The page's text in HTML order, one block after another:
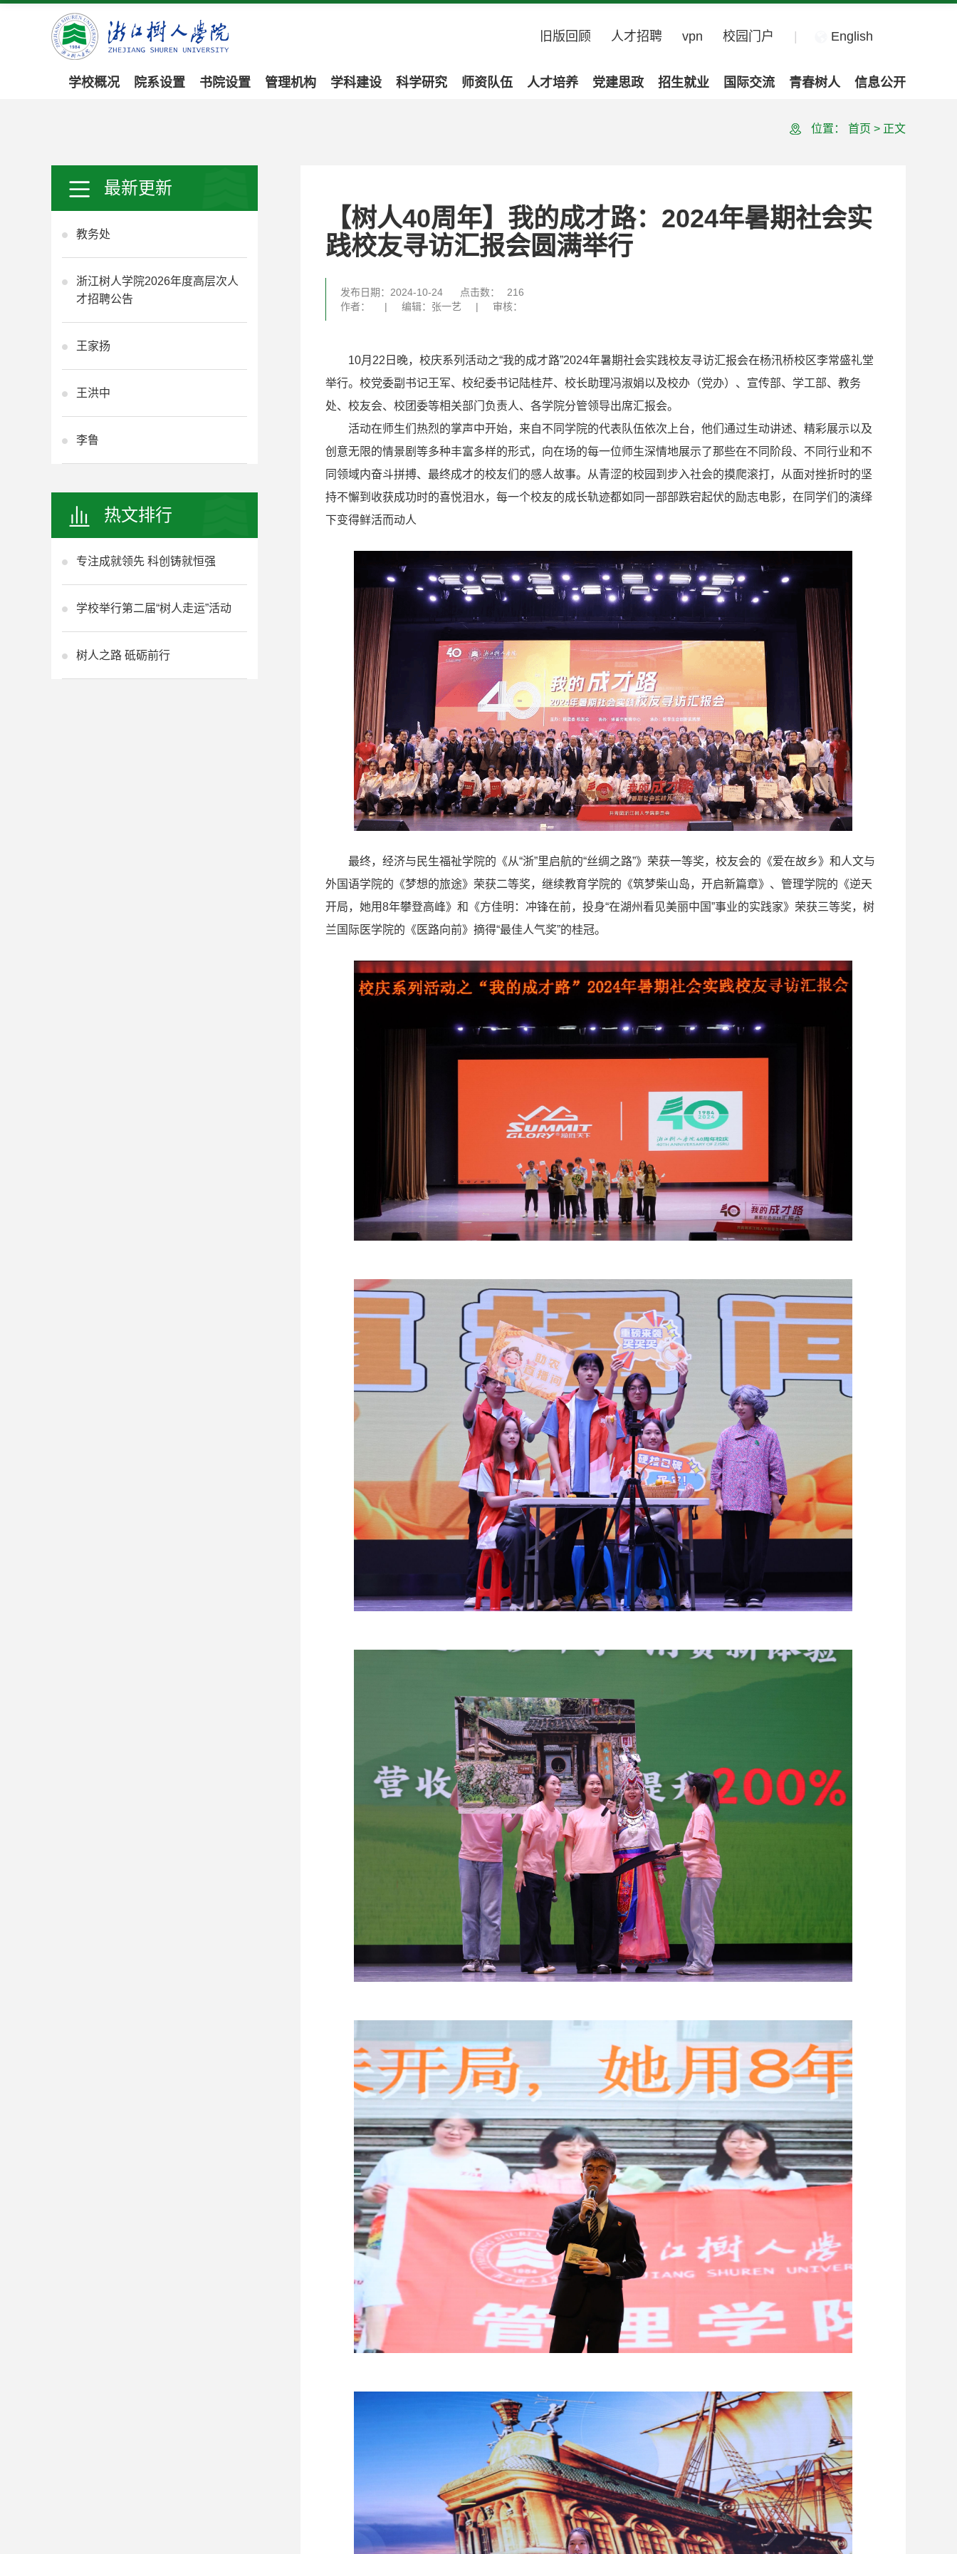
旧版回顾 人才招聘 vpn 校园门户 English
学校概况 院系设置 书院设置 管理机构 学科建设 科学研究 师资队伍 人才培养 党建思政 招生就业 国际交流 青春树人 信息公开
位置： 首页 > 正文
【树人40周年】我的成才路：2024年暑期社会实
践校友寻访汇报会圆满举行
发布日期：2024-10-24 点击数：
216
作者：
| 编辑：张一艺 | 审核：
10月22日晚，校庆系列活动之“我的成才路”2024年暑期社会实践校友寻访汇报会在杨汛桥校区李常盛礼堂
举行。校党委副书记王军、校纪委书记陆桂芹、校长助理冯淑娟以及校办（党办）、宣传部、学工部、教务
处、校友会、校团委等相关部门负责人、各学院分管领导出席汇报会。
活动在师生们热烈的掌声中开始，来自不同学院的代表队伍依次上台，他们通过生动讲述、精彩展示以及
创意无限的情景剧等多种丰富多样的形式，向在场的每一位师生深情地展示了那些在不同阶段、不同行业和不
同领域内奋斗拼搏、最终成才的校友们的感人故事。从青涩的校园到步入社会的摸爬滚打，从面对挫折时的坚
持不懈到收获成功时的喜悦泪水，每一个校友的成长轨迹都如同一部部跌宕起伏的励志电影，在同学们的演绎
下变得鲜活而动人
最终，经济与民生福祉学院的《从“浙”里启航的“丝绸之路”》荣获一等奖，校友会的《爱在故乡》和人文与
外国语学院的《梦想的旅途》荣获二等奖，继续教育学院的《筑梦柴山岛，开启新篇章》、管理学院的《逆天
开局，她用8年攀登高峰》和《方佳明：冲锋在前，投身“在湖州看见美丽中国”事业的实践家》荣获三等奖，树
兰国际医学院的《医路向前》摘得“最佳人气奖”的桂冠。
最新更新
教务处
浙江树人学院2026年度高层次人
才招聘公告
王家扬
王洪中
李鲁
热文排行
专注成就领先 科创铸就恒强
学校举行第二届“树人走运”活动
树人之路 砥砺前行